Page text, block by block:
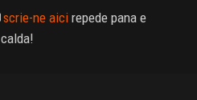
scrie-ne aici repede pana e
calda!